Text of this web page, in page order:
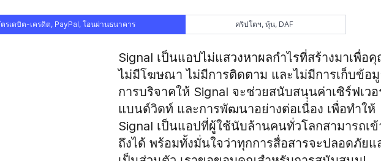
รเดบิต-เครดิต, PayPal, โอนผ่านธนาคาร คริปโตฯ, หุ้น, DAF
Signal เป็นแอปไม่แสวงหาผลกำไรที่สร้างมาเพื่อ
ไม่มีโฆษณา ไม่มีการติดตาม และไม่มีการเก็บข้อ
การบริจาคให้ Signal จะช่วยสนับสนุนค่าเซิร์ฟเวอ
แบนด์วิดท์ และการพัฒนาอย่างต่อเนื่อง เพื่อทำให้
Signal เป็นแอปที่ผู้ใช้นับล้านคนทั่วโลกสามารถเข้
ถึงได้ พร้อมทั้งมั่นใจว่าทุกการสื่อสารจะปลอดภัยแ